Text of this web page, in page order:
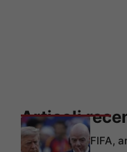
Articoli
FIFA,